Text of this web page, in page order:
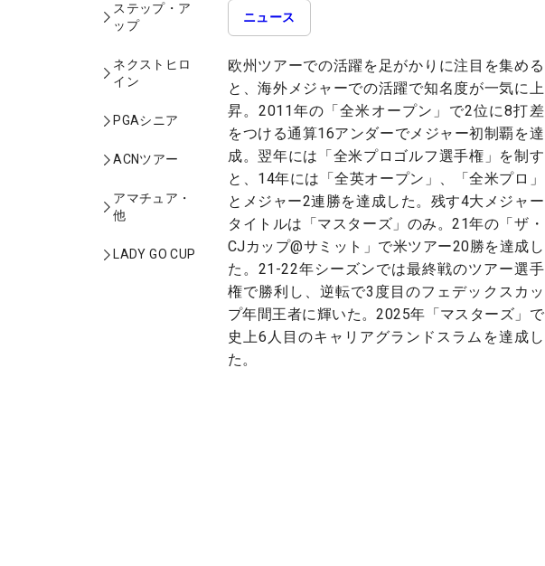
ステップ・ア
ップ
ネクストヒロ
イン
PGAシニア
ACNツアー
アマチュア・
他
LADY GO CUP
ニュース
欧州ツアーでの活躍を足がかりに注目を集める
と、海外メジャーでの活躍で知名度が一気に上
昇。2011年の「全米オープン」で2位に8打差
をつける通算16アンダーでメジャー初制覇を達
成。翌年には「全米プロゴルフ選手権」を制す
と、14年には「全英オープン」、「全米プロ」
とメジャー2連勝を達成した。残す4大メジャー
タイトルは「マスターズ」のみ。21年の「ザ・
CJカップ@サミット」で米ツアー20勝を達成し
た。21-22年シーズンでは最終戦のツアー選手
権で勝利し、逆転で3度目のフェデックスカッ
プ年間王者に輝いた。2025年「マスターズ」で
史上6人目のキャリアグランドスラムを達成し
た。